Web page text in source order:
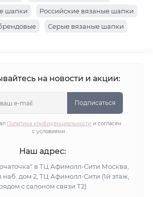
шапки
Российские вязаные шапки
Серые вязаные шапки
шапки
Шапки вязаные голубые
пайетками
стразами
Вязаные шапки из хлопка
флисом
Вязаные шапки альпака
Хлопковые вязаные шапки
на новости и акции:
Подписаться
Политика конфиденциальности и согласен
с условиями
Наш адрес:
в ТЦ Афимолл-Сити Москва,
дом 2, ТЦ Афимолл-Сити (1й этаж,
с салоном связи Т2)